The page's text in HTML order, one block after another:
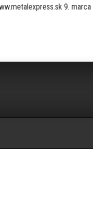
9. marca